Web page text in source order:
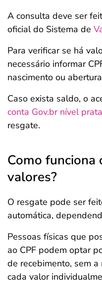
A consulta deve ser
oficial do Sistema de
Para verificar se há
necessário informar
nascimento ou
Caso exista saldo, o
conta Gov.brnível
resgate.
Como funciona
valores?
O resgate pode ser
automática,
Pessoas físicas que
ao CPF podem optar
de recebimento, sem
cada valor